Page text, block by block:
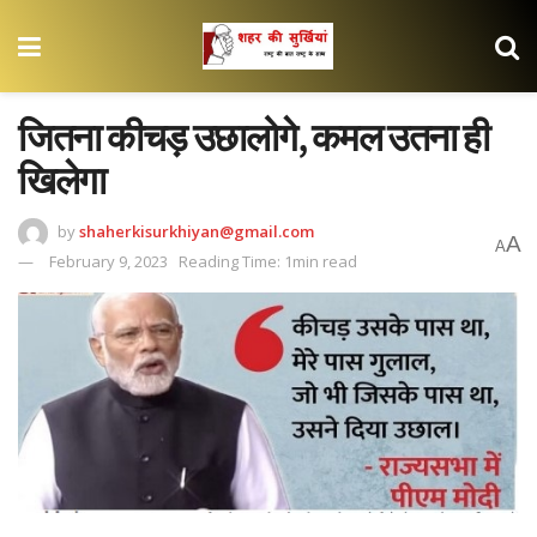
जितना कीचड़ उछालोगे, कमल उतना ही
खिलेगा
byshaherkisurkhiyan@gmail.com
February 9, 2023
Reading Time: 1min read
AA